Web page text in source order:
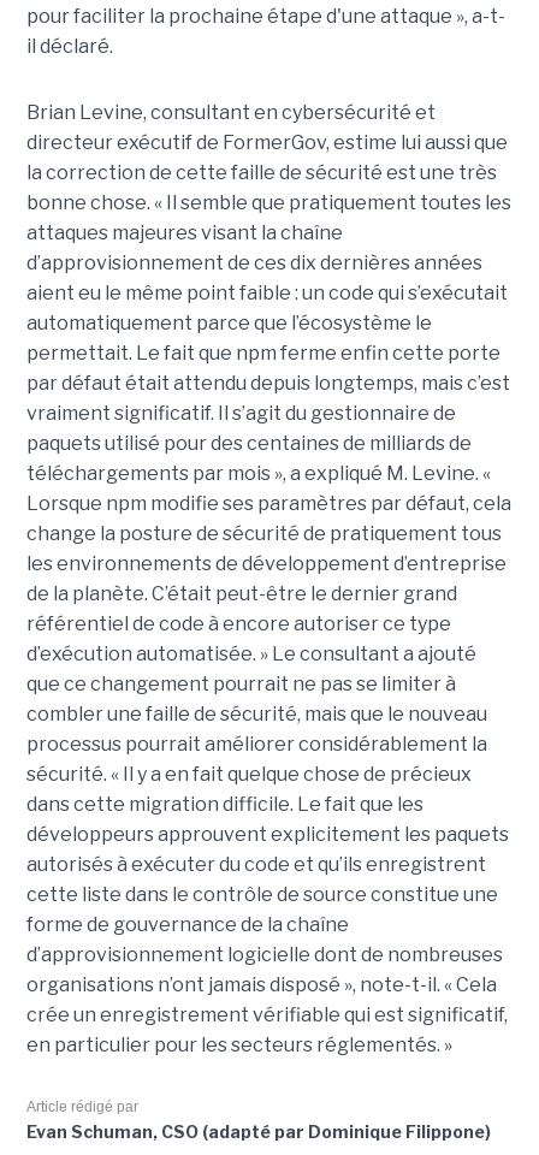
pour faciliter la prochaine étape d'une attaque », a-t-
il déclaré.
Brian Levine, consultant en cybersécurité et
directeur exécutif de FormerGov, estime lui aussi que
la correction de cette faille de sécurité est une très
bonne chose. « Il semble que pratiquement toutes les
attaques majeures visant la chaîne
d’approvisionnement de ces dix dernières années
aient eu le même point faible : un code qui s’exécutait
automatiquement parce que l’écosystème le
permettait. Le fait que npm ferme enfin cette porte
par défaut était attendu depuis longtemps, mais c’est
vraiment significatif. Il s’agit du gestionnaire de
paquets utilisé pour des centaines de milliards de
téléchargements par mois », a expliqué M. Levine. «
Lorsque npm modifie ses paramètres par défaut, cela
change la posture de sécurité de pratiquement tous
les environnements de développement d’entreprise
de la planète. C’était peut-être le dernier grand
référentiel de code à encore autoriser ce type
d’exécution automatisée. » Le consultant a ajouté
que ce changement pourrait ne pas se limiter à
combler une faille de sécurité, mais que le nouveau
processus pourrait améliorer considérablement la
sécurité. « Il y a en fait quelque chose de précieux
dans cette migration difficile. Le fait que les
développeurs approuvent explicitement les paquets
autorisés à exécuter du code et qu’ils enregistrent
cette liste dans le contrôle de source constitue une
forme de gouvernance de la chaîne
d’approvisionnement logicielle dont de nombreuses
organisations n’ont jamais disposé », note-t-il. « Cela
crée un enregistrement vérifiable qui est significatif,
en particulier pour les secteurs réglementés. »
Article rédigé par
Evan Schuman, CSO (adapté par Dominique Filippone)